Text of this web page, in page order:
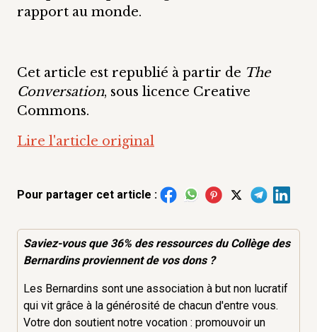
rapport au monde.
Cet article est republié à partir de The
Conversation, sous licence Creative
Commons.
Lire l'article original
Pour partager cet article :
Saviez-vous que 36% desressourcesdu Collège des
Bernardins proviennent de vos dons ?
Les Bernardins sont une association à but non lucratif
qui vit grâce à la générosité de chacun d'entre vous.
Votre don soutient notre vocation : promouvoir un